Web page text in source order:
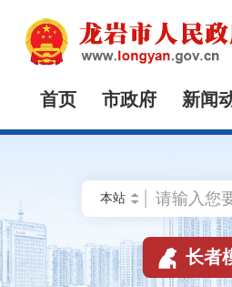
首页 市政府 新闻
 长者